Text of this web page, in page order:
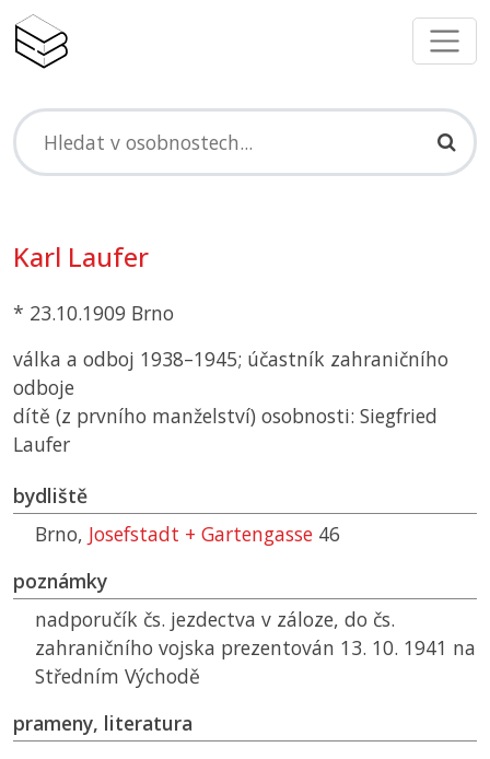
Karl Laufer
* 23.10.1909 Brno
válka a odboj 1938–1945; účastník zahraničního
odboje
dítě (z prvního manželství) osobnosti: Siegfried
Laufer
bydliště
Brno, Josefstadt + Gartengasse 46
poznámky
nadporučík čs. jezdectva v záloze, do čs.
zahraničního vojska prezentován 13. 10. 1941 na
Středním Východě
prameny, literatura